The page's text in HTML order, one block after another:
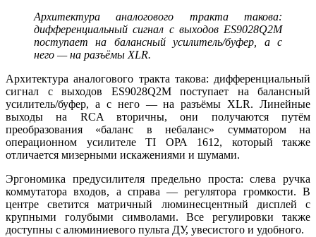
Архитектура аналогового тракта такова:
дифференциальный сигнал с выходов ES9028Q2M
поступает на балансный усилитель/буфер, а с
него — на разъёмы XLR.
Архитектура аналогового тракта такова: дифференциальный
сигнал с выходов ES9028Q2M поступает на балансный
усилитель/буфер, а с него — на разъёмы XLR. Линейные
выходы на RCA вторичны, они получаются путём
преобразования «баланс в небаланс» сумматором на
операционном усилителе TI ОРА 1612, который также
отличается мизерными искажениями и шумами.
Эргономика предусилителя предельно проста: слева ручка
коммутатора входов, а справа — регулятора громкости. В
центре светится матричный люминесцентный дисплей с
крупными голубыми символами. Все регулировки также
доступны с алюминиевого пульта ДУ, увесистого и удобного.